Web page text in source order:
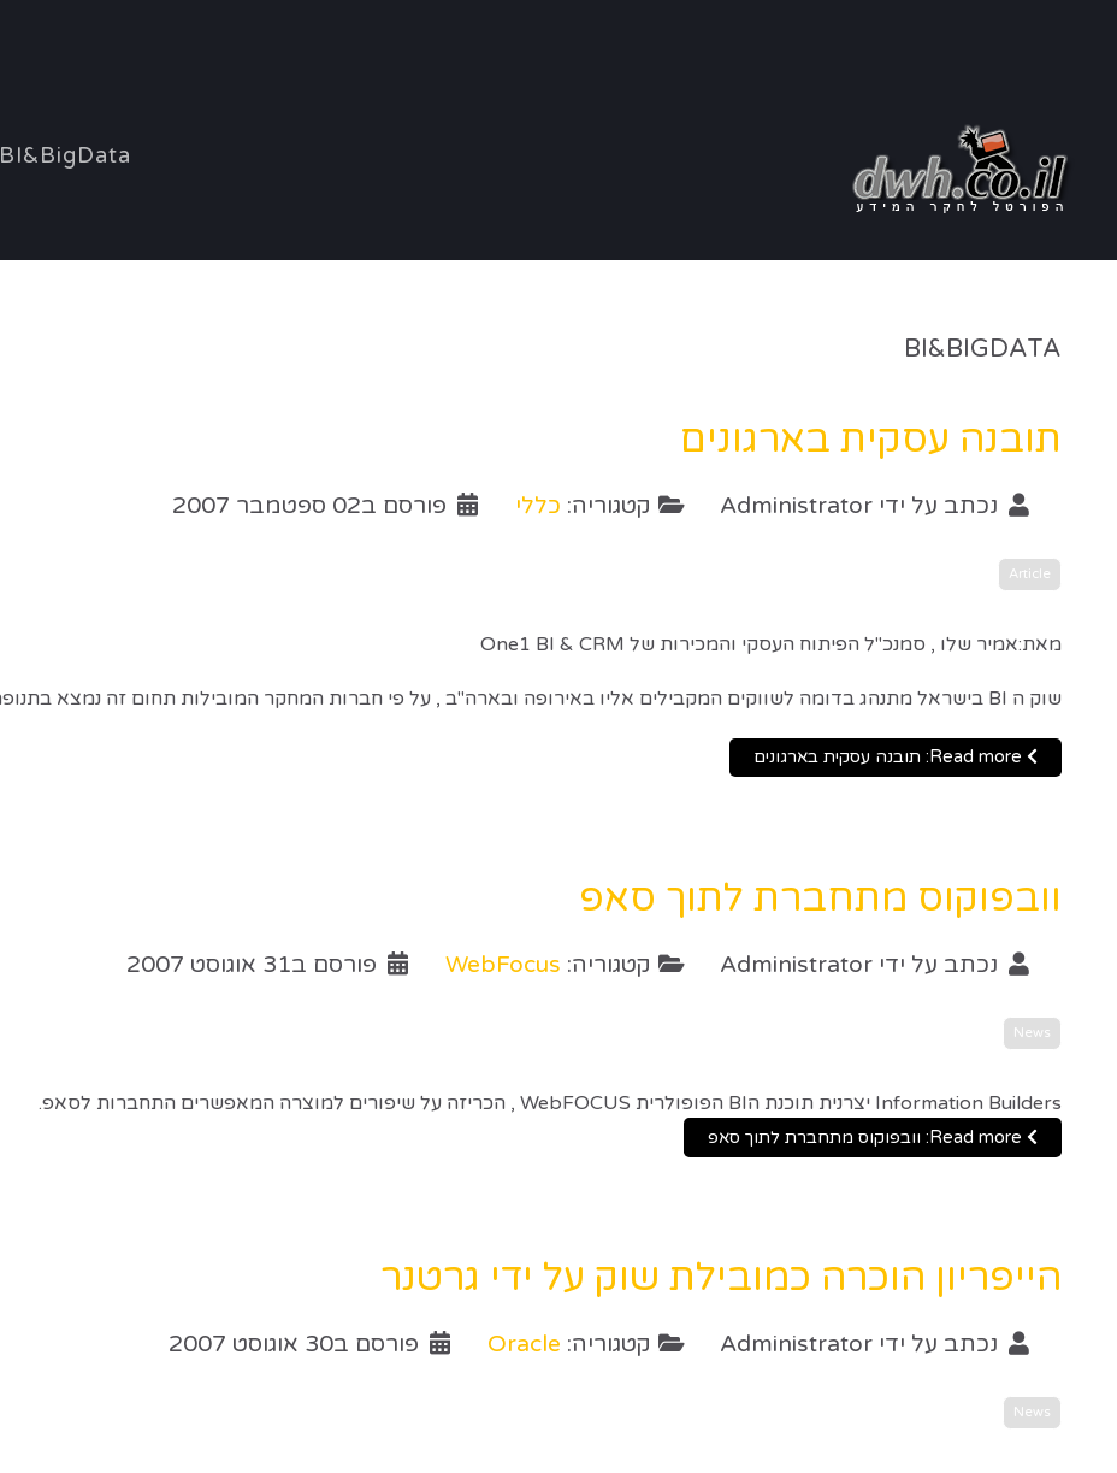
BI&BigData
BI&BIGDATA
תובנה עסקית בארגונים
נכתב על ידי Administrator קטגוריה: כללי פורסם ב02 ספטמבר 2007
Article
מאת:אמיר שלו , סמנכ"ל הפיתוח העסקי והמכירות של One1 BI & CRM
שוק ה BI בישראל מתנהג בדומה לשווקים המקבילים אליו באירופה ובארה"ב , על פי חברות המחקר המובילות תחום זה נמצא בתנופה מתמדת ובאחוזי גידול דו ספרתיים.
וובפוקוס מתחברת לתוך סאפ
נכתב על ידי Administrator קטגוריה: WebFocus פורסם ב31 אוגוסט 2007
News
Information Builders יצרנית תוכנת הBI הפופולרית WebFOCUS , הכריזה על שיפורים למוצרה המאפשרים התחברות לסאפ.
הייפריון הוכרה כמובילת שוק על ידי גרטנר
נכתב על ידי Administrator קטגוריה: Oracle פורסם ב30 אוגוסט 2007
News